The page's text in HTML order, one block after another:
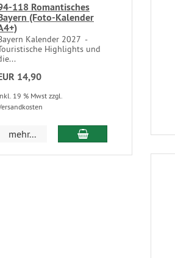
118 Romantisches
(Foto-Kalender
Kalender 2027 -
Highlights und
14,90
19 % Mwst zzgl.
mehr...